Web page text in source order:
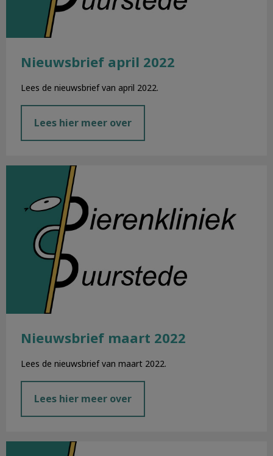
Nieuwsbrief april 2022
Lees de nieuwsbrief van april 2022.
Lees hier meer over
Nieuwsbrief maart 2022
Nieuwsbrief maart 2022
Lees de nieuwsbrief van maart 2022.
Lees hier meer over
Nieuwsbrief februari 2022